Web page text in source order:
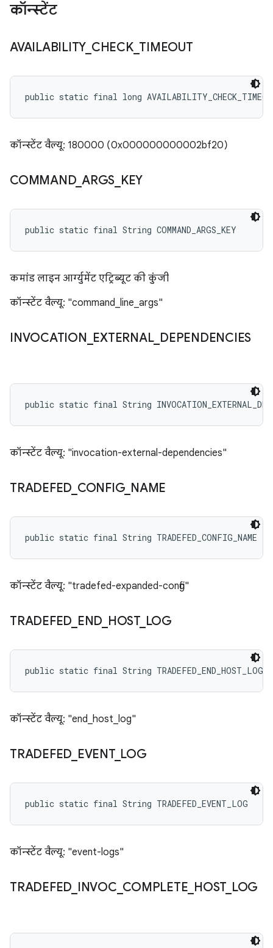
कॉन्स्टेंट
AVAILABILITY_ CHECK_ TIMEOUT
public static final long
कॉन्स्टेंट वैल्यू: 180000 (0x000000000002bf20)
COMMAND_ ARGS KEY
public static final String COMMAND_ARGS_KEY
कमांड लाइन आर्ग्युमेंट एट्रिब्यूट की कुंजी
कॉन्स्टेंट वैल्यू: "command_line_args"
INVOCATION EXTERNAL_ DEPENDENCIES
public static final String
कॉन्स्टेंट वैल्यू: "invocation-external-dependencies"
TRADEFED CONFIG_ NAME
public static final String TRADEFED_CONFIG_NAME
कॉन्स्टेंट वैल्यू: "tradefed-expanded-config"
TRADEFED END HOST_ LOG
public static final String TRADEFED_END_HOST_LOG
कॉन्स्टेंट वैल्यू: "end_host_log"
TRADEFED EVENT_ LOG
public static final String TRADEFED_EVENT_LOG
कॉन्स्टेंट वैल्यू: "event-logs"
TRADEFED INVOC COMPLETE HOST_ LOG